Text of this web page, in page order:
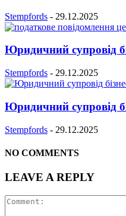
Stempfords - 29.12.2025
Юридичний супровід
Stempfords - 29.12.2025
Юридичний супровід
Stempfords - 29.12.2025
NO COMMENTS
LEAVE A REPLY